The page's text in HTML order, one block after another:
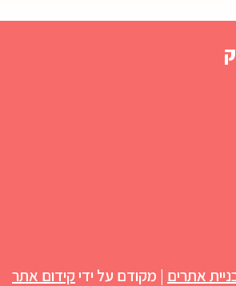
אתרים | מקודם על ידיקידום אתר